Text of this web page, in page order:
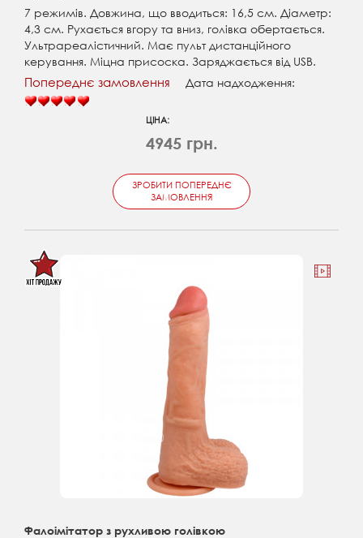
7 режимів. Довжина, що вводиться: 16,5 см. Діаметр:
4,3 см. Рухається вгору та вниз, голівка обертається.
Ультрареалістичний. Має пульт дистанційного
керування. Міцна присоска. Заряджається від USB.
Попереднє замовлення Дата надходження:
ЦІНА:
4945 грн.
ЗРОБИТИ ПОПЕРЕДНЄ
ЗАМОВЛЕННЯ
Фалоімітатор з рухливою голівкою